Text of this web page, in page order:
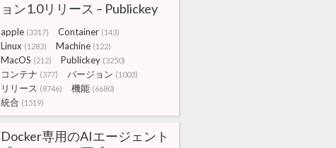
ョン1.0リリース – Publickey
apple (3317) Container (143)
Linux (1283) Machine (122)
MacOS (212) Publickey (3250)
コンテナ (377) バージョン (1003)
リリース (8746) 機能 (6680)
統合 (1519)
Docker専用のAIエージェント